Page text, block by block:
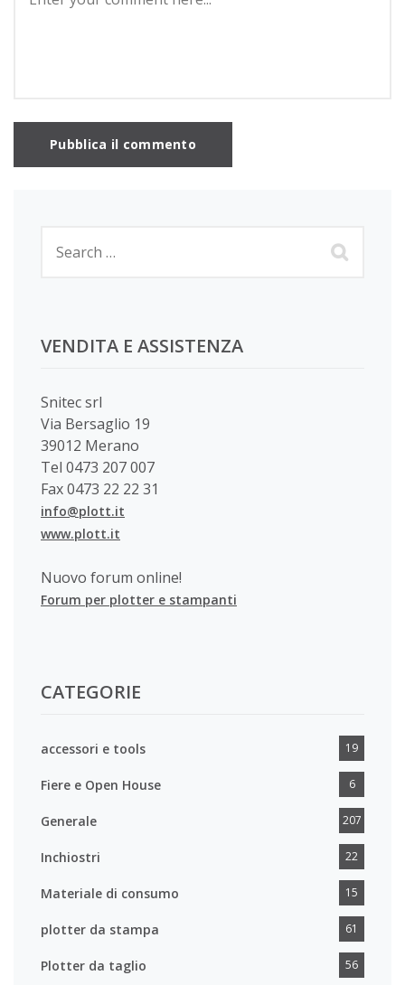
VENDITA E ASSISTENZA
Snitec srl
Via Bersaglio 19
39012 Merano
Tel 0473 207 007
Fax 0473 22 22 31
info@plott.it
www.plott.it
Nuovo forum online!
Forum per plotter e stampanti
CATEGORIE
accessori e tools 19
Fiere e Open House 6
Generale 207
Inchiostri 22
Materiale di consumo 15
plotter da stampa 61
Plotter da taglio 56